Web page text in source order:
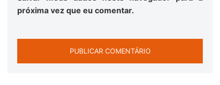
próxima vez que eu comentar.